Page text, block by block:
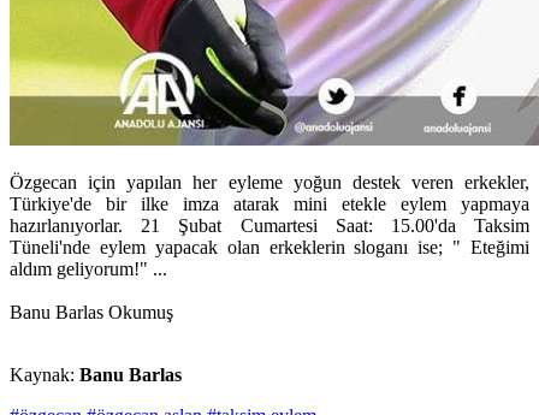
Özgecan için yapılan her eyleme yoğun destek veren erkekler,
Türkiye'de bir ilke imza atarak mini etekle eylem yapmaya
hazırlanıyorlar. 21 Şubat Cumartesi Saat: 15.00'da Taksim
Tüneli'nde eylem yapacak olan erkeklerin sloganı ise; " Eteğimi
aldım geliyorum!" ...
Banu Barlas Okumuş
Kaynak: Banu Barlas